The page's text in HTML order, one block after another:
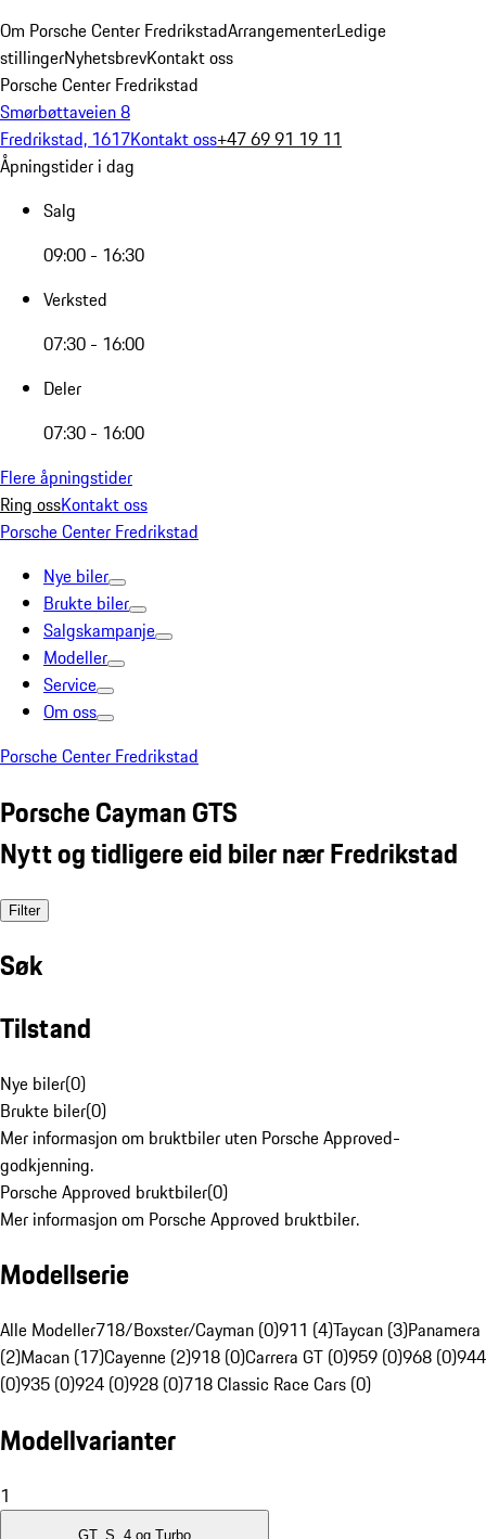
Om Porsche Center FredrikstadArrangementerLedige
stillingerNyhetsbrevKontakt oss
Porsche Center Fredrikstad
Smørbøttaveien 8
Fredrikstad, 1617Kontakt oss+47 69 91 19 11
Åpningstider i dag
Salg
09:00 - 16:30
Verksted
07:30 - 16:00
Deler
07:30 - 16:00
Flere åpningstider
Ring ossKontakt oss
Porsche Center Fredrikstad
Nye biler
Brukte biler
Salgskampanje
Modeller
Service
Om oss
Porsche Center Fredrikstad
Porsche Cayman GTS
Nytt og tidligere eid biler nær Fredrikstad
Filter
Søk
Tilstand
Nye biler(0)
Brukte biler(0)
Mer informasjon om bruktbiler uten Porsche Approved-
godkjenning.
Porsche Approved bruktbiler(0)
Mer informasjon om Porsche Approved bruktbiler.
Modellserie
Alle Modeller718/Boxster/Cayman (0)911 (4)Taycan (3)Panamera
(2)Macan (17)Cayenne (2)918 (0)Carrera GT (0)959 (0)968 (0)944
(0)935 (0)924 (0)928 (0)718 Classic Race Cars (0)
Modellvarianter
1
GT, S, 4 og Turbo